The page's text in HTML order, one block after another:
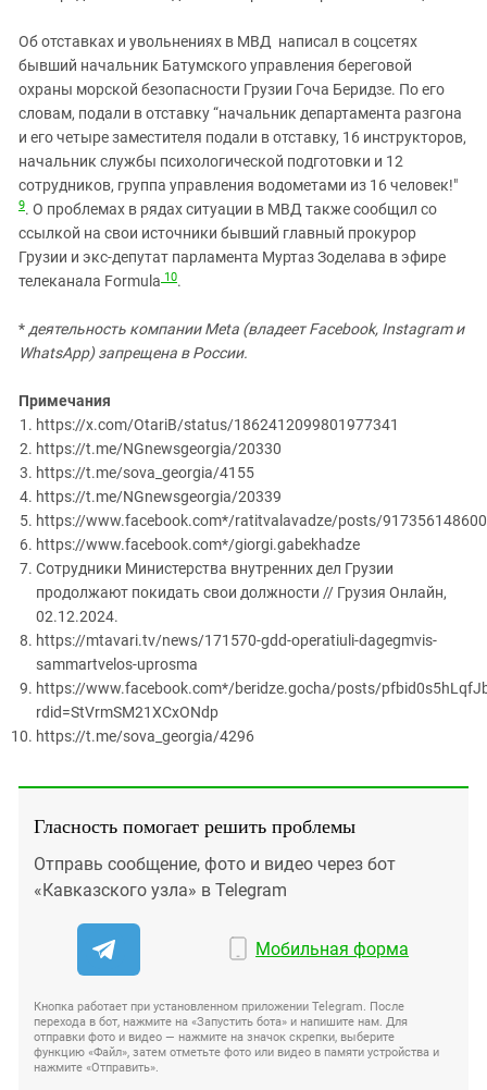
Об отставках и увольнениях в МВД написал в соцсетях
бывший начальник Батумского управления береговой
охраны морской безопасности Грузии Гоча Беридзе. По его
словам, подали в отставку “начальник департамента разгона
и его четыре заместителя подали в отставку, 16 инструкторов,
начальник службы психологической подготовки и 12
сотрудников, группа управления водометами из 16 человек!"
9. О проблемах в рядах ситуации в МВД также сообщил со
ссылкой на свои источники бывший главный прокурор
Грузии и экс-депутат парламента Муртаз Зоделава в эфире
телеканала Formula 10.
* деятельность компании Meta (владеет Facebook, Instagram и
WhatsApp) запрещена в России.
Примечания
https://x.com/OtariB/status/1862412099801977341
https://t.me/NGnewsgeorgia/20330
https://t.me/sova_georgia/4155
https://t.me/NGnewsgeorgia/20339
https://www.facebook.com*/ratitvalavadze/posts/
https://www.facebook.com*/giorgi.gabekhadze
Сотрудники Министерства внутренних дел Грузии
продолжают покидать свои должности // Грузия Онлайн,
02.12.2024.
https://mtavari.tv/news/171570-gdd-operatiuli-dagegmvis-
sammartvelos-uprosma
https://www.facebook.com*/beridze.gocha/posts/
rdid=StVrmSM21XCxONdp
https://t.me/sova_georgia/4296
Гласность помогает решить проблемы
Отправь сообщение, фото и видео через бот
«Кавказского узла» в Telegram
Мобильная форма
Кнопка работает при установленном приложении Telegram. После
перехода в бот, нажмите на «Запустить бота» и напишите нам. Для
отправки фото и видео — нажмите на значок скрепки, выберите
функцию «Файл», затем отметьте фото или видео в памяти устройства и
нажмите «Отправить».